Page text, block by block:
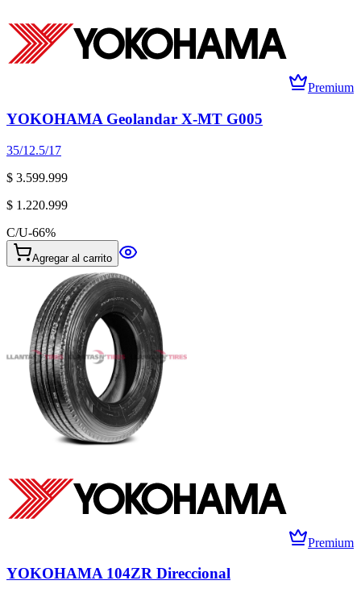
Premium
YOKOHAMA Geolandar X-MT G005
35/12.5/17
$ 3.599.999
$ 1.220.999
C/U-66%
Agregar al carrito
Premium
YOKOHAMA 104ZR Direccional